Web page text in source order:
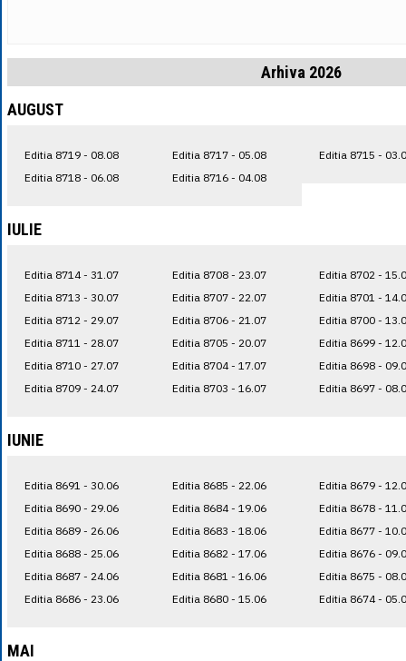
Arhiva 2026
AUGUST
Editia 8719 - 08.08
Editia 8718 - 06.08
Editia 8717 - 05.08
Editia 8716 - 04.08
Editia 8715 -
IULIE
Editia 8714 - 31.07
Editia 8713 - 30.07
Editia 8712 - 29.07
Editia 8711 - 28.07
Editia 8710 - 27.07
Editia 8709 - 24.07
Editia 8708 - 23.07
Editia 8707 - 22.07
Editia 8706 - 21.07
Editia 8705 - 20.07
Editia 8704 - 17.07
Editia 8703 - 16.07
Editia 8702 -
Editia 8701 -
Editia 8700 -
Editia 8699 -
Editia 8698 -
Editia 8697 -
IUNIE
Editia 8691 - 30.06
Editia 8690 - 29.06
Editia 8689 - 26.06
Editia 8688 - 25.06
Editia 8687 - 24.06
Editia 8686 - 23.06
Editia 8685 - 22.06
Editia 8684 - 19.06
Editia 8683 - 18.06
Editia 8682 - 17.06
Editia 8681 - 16.06
Editia 8680 - 15.06
Editia 8679 -
Editia 8678 -
Editia 8677 -
Editia 8676 -
Editia 8675 -
Editia 8674 -
MAI